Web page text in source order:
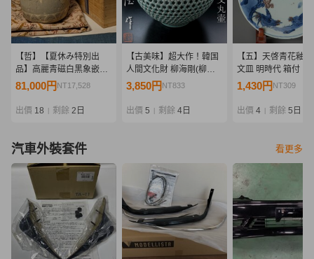
【哲】【夏休み特別出
品】高麗青磁白黒象嵌蜂
と菊花文筒茶碗（高麗時
81,000円 NT17,528
出價 18 剩餘 2日
【古美味】超大作！韓国
人間文化財 柳海剛(柳根
瀅)作 二重透彫籠目文丸
3,850円 NT833
出價 5 剩餘 4日
【五】天啓青花釉
文皿 明時代 箱付
1,430円 NT309
出價 4 剩餘 5日
汽車外裝套件 看更多